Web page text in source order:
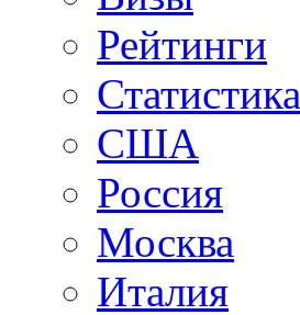
Рейтинги
Статистика
США
Россия
Москва
Италия